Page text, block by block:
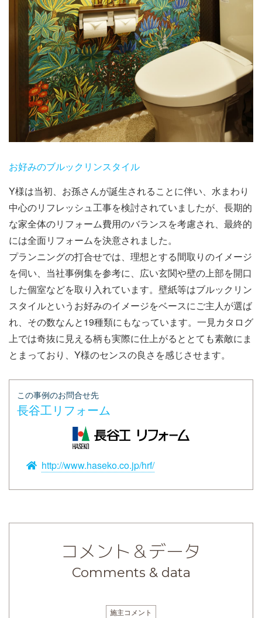
お好みのブルックリンスタイル
Y様は当初、お孫さんが誕生されることに伴い、水まわり
中心のリフレッシュ工事を検討されていましたが、長期的
な家全体のリフォーム費用のバランスを考慮され、最終的
には全面リフォームを決意されました。
プランニングの打合せでは、理想とする間取りのイメージ
を伺い、当社事例集を参考に、広い玄関や壁の上部を開口
した個室などを取り入れています。壁紙等はブルックリン
スタイルというお好みのイメージをベースにご主人が選ば
れ、その数なんと19種類にもなっています。一見カタログ
上では奇抜に見える柄も実際に仕上がるととても素敵にま
とまっており、Y様のセンスの良さを感じさせます。
この事例のお問合せ先
長谷工リフォーム
http://www.haseko.co.jp/hrf/
コメント＆データ
Comments & data
施主コメント